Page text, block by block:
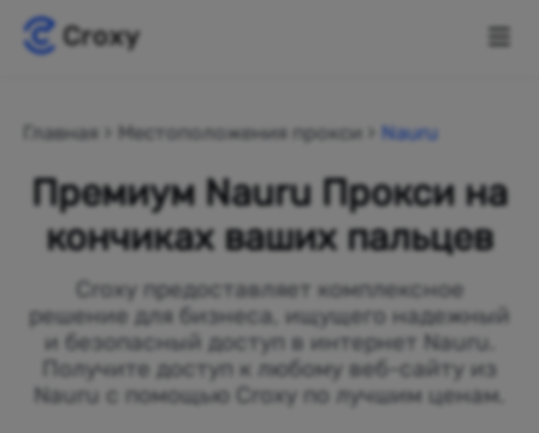
Главная Местоположения прокси Nauru
Премиум Nauru Прокси на
кончиках ваших пальцев
Croxy предоставляет комплексное
решение для бизнеса, ищущего надежный
и безопасный доступ в интернет Nauru.
Получите доступ к любому веб-сайту из
Nauru с помощью Croxy по лучшим ценам.